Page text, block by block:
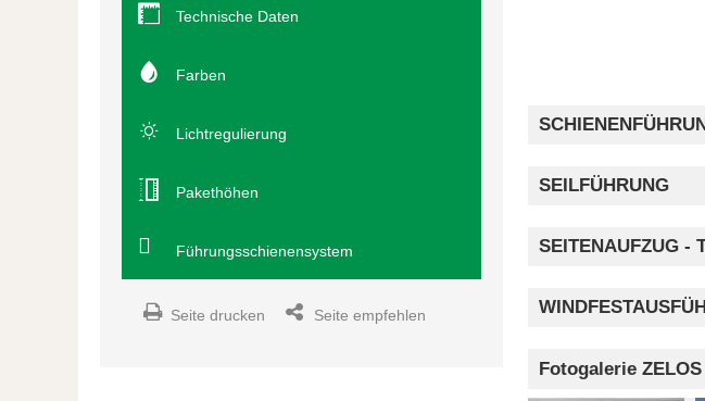
Technische Daten
Farben
Lichtregulierung
Pakethöhen
Führungsschienensystem
Seite drucken Seite empfehlen
SEILFÜHRUNG
SEITENAUFZUG -
Fotogalerie